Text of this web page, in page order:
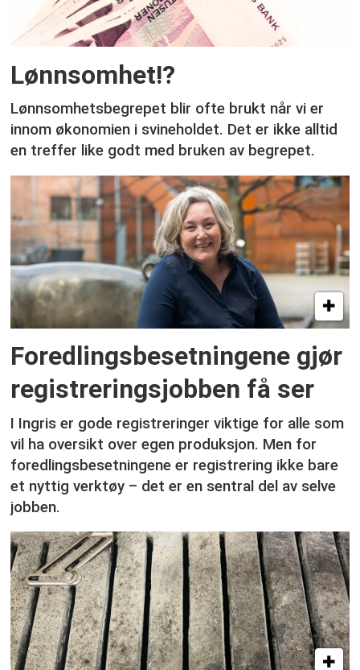
Lønnsomhet!?
Lønnsomhetsbegrepet blir ofte brukt når vi er
innom økonomien i svineholdet. Det er ikke alltid
en treffer like godt med bruken av begrepet.
Foredlingsbesetningene gjør
registreringsjobben få ser
I Ingris er gode registreringer viktige for alle som
vil ha oversikt over egen produksjon. Men for
foredlingsbesetningene er registrering ikke bare
et nyttig verktøy – det er en sentral del av selve
jobben.